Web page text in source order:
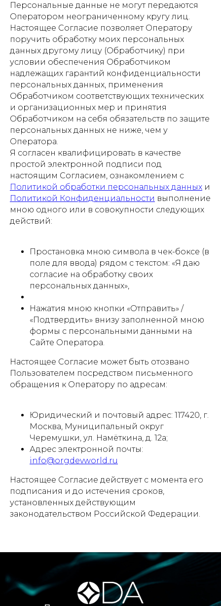
Персональные данные не могут передаются
Оператором неограниченному кругу лиц.
Настоящее Согласие позволяет Оператору
поручить обработку моих персональных
данных другому лицу (Обработчику) при
условии обеспечения Обработчиком
надлежащих гарантий конфиденциальности
персональных данных, применения
Обработчиком соответствующих технических
и организационных мер и принятия
Обработчиком на себя обязательств по защите
персональных данных не ниже, чем у
Оператора.
Я согласен квалифицировать в качестве
простой электронной подписи под
настоящим Согласием, ознакомлением с
Политикой обработки персональных данных и
Политикой Конфиденциальности выполнение
мною одного или в совокупности следующих
действий:
Простановка мною символа в чек-боксе (в
поле для ввода) рядом с текстом: «Я даю
согласие на обработку своих
персональных данных»,
Нажатия мною кнопки «Отправить» /
«Подтвердить» внизу заполненной мною
формы с персональными данными на
Сайте Оператора.
Настоящее Согласие может быть отозвано
Пользователем посредством письменного
обращения к Оператору по адресам:
Юридический и почтовый адрес: 117420, г.
Москва, Муниципальный округ
Черемушки, ул. Намёткина, д. 12а;
Адрес электронной почты:
info@orgdevworld.ru
Настоящее Согласие действует с момента его
подписания и до истечения сроков,
установленных действующим
законодательством Российской Федерации.